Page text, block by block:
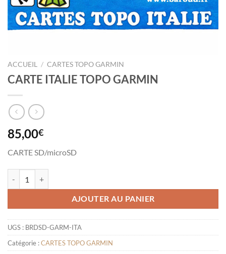
ACCUEIL / CARTES TOPO GARMIN
CARTE ITALIE TOPO GARMIN
85,00€
CARTE SD/microSD
AJOUTER AU PANIER
UGS : BRDSD-GARM-ITA
Catégorie :CARTES TOPO GARMIN